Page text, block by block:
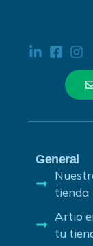
General
tienda
Artio
tu